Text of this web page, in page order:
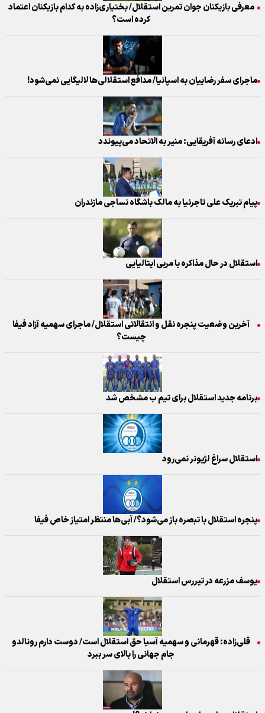
معرفی بازیکنان جوان تمرین استقلال/ بختیاری‌زاده به کدام بازیکنان اعتماد
کرده است؟
ماجرای سفر رضاییان به اسپانیا/ مدافع استقلالی‌ها لالیگایی نمی‌شود!
ادعای رسانه آفریقایی: منیر به الاتحاد می‌پیوندد
پیام تبریک علی تاجرنیا به مالک باشگاه نساجی مازندران
استقلال در حال مذاکره با مربی ایتالیایی
آخرین وضعیت پنجره نقل و انتقالاتی استقلال/ ماجرای سهمیه آزاد فیفا
چیست؟
برنامه جدید استقلال برای تیم ب مشخص شد
استقلال سراغ لژیونر نمی‌رود
پنجره استقلال با تبصره باز می‌شود؟/ آبی‌ها منتظر امتیاز خاص فیفا
یوسف مزرعه در تیررس استقلال
قلی‌زاده: قهرمانی و سهمیه آسیا حق استقلال است/ دوست دارم رونالدو
جام جهانی را بالای سر ببرد